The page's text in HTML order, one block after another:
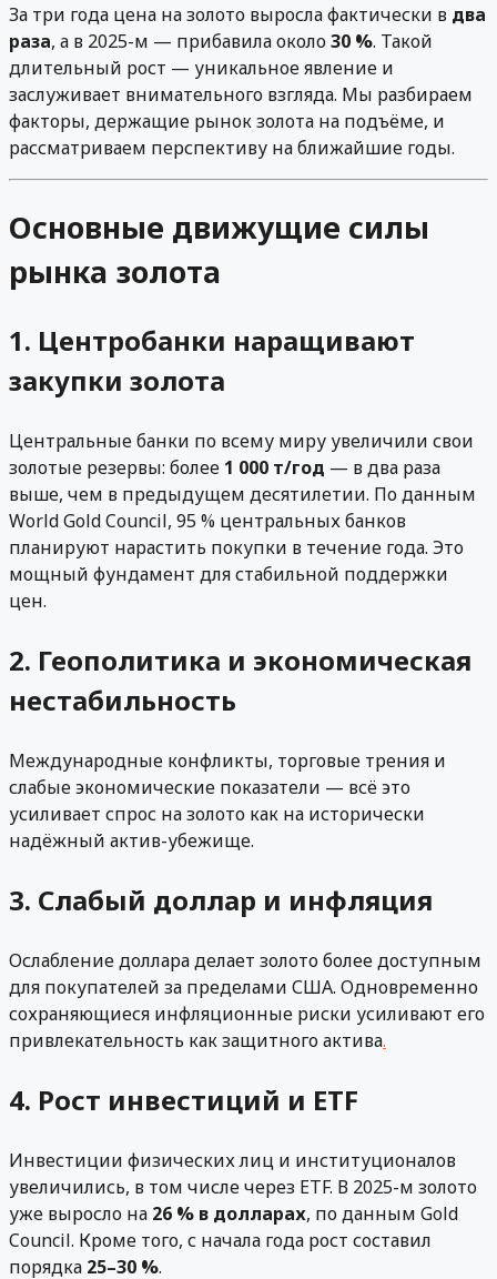
За три года цена на золото выросла фактически в два
раза, а в 2025-м — прибавила около30 %. Такой
длительный рост — уникальное явление и
заслуживает внимательного взгляда. Мы разбираем
факторы, держащие рынок золота на подъёме, и
рассматриваем перспективу на ближайшие годы.
Основные движущие силы
рынка золота
1. Центробанки наращивают
закупки золота
Центральные банки по всему миру увеличили свои
золотые резервы: более 1 000 т/год — в два раза
выше, чем в предыдущем десятилетии. По данным
World Gold Council, 95 % центральных банков
планируют нарастить покупки в течение года. Это
мощный фундамент для стабильной поддержки
цен.
2. Геополитика и экономическая
нестабильность
Международные конфликты, торговые трения и
слабые экономические показатели — всё это
усиливает спрос на золото как на исторически
надёжный актив-убежище.
3. Слабый доллар и инфляция
Ослабление доллара делает золото более доступным
для покупателей за пределами США. Одновременно
сохраняющиеся инфляционные риски усиливают его
привлекательность как защитного актива.
4. Рост инвестиций и ETF
Инвестиции физических лиц и институционалов
увеличились, в том числе через ETF. В 2025-м золото
уже выросло на 26 % в долларах, по данным Gold
Council. Кроме того, с начала года рост составил
порядка 25–30 %.